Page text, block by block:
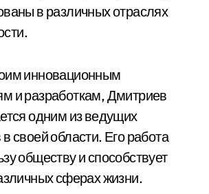
в различных отраслях
инновационным
и разработкам, Дмитриев
одним из ведущих
своей области. Его работа
обществу и способствует
сферах жизни.